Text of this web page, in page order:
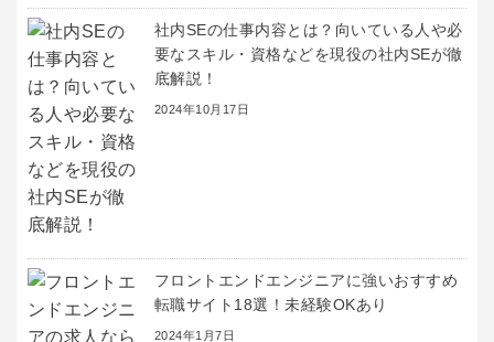
社内SEの仕事内容とは？向いている人や必
要なスキル・資格などを現役の社内SEが徹
底解説！
2024年10月17日
フロントエンドエンジニアに強いおすすめ
転職サイト18選！未経験OKあり
2024年1月7日